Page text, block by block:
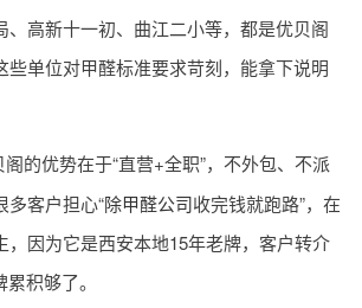
、高新十一初、曲江二小等，都是优贝阁
些单位对甲醛标准要求苛刻，能拿下说明
阁的优势在于“直营+全职”，不外包、不派
多客户担心“除甲醛公司收完钱就跑路”，在
，因为它是西安本地15年老牌，客户转介
积够了。